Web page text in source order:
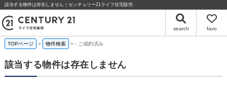
該当する物件は存在しません｜センチュリー21ライフ住宅販売
search favo
TOPページ 物件検索 - ご成約済み
該当する物件は存在しません